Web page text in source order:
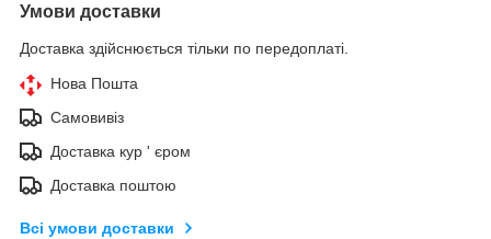
Умови доставки
Доставка здійснюється тільки по передоплаті.
Нова Пошта
Самовивіз
Доставка кур ' єром
Доставка поштою
Всі умови доставки